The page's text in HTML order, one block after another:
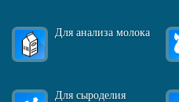
Для анализа молока
Для сыроделия